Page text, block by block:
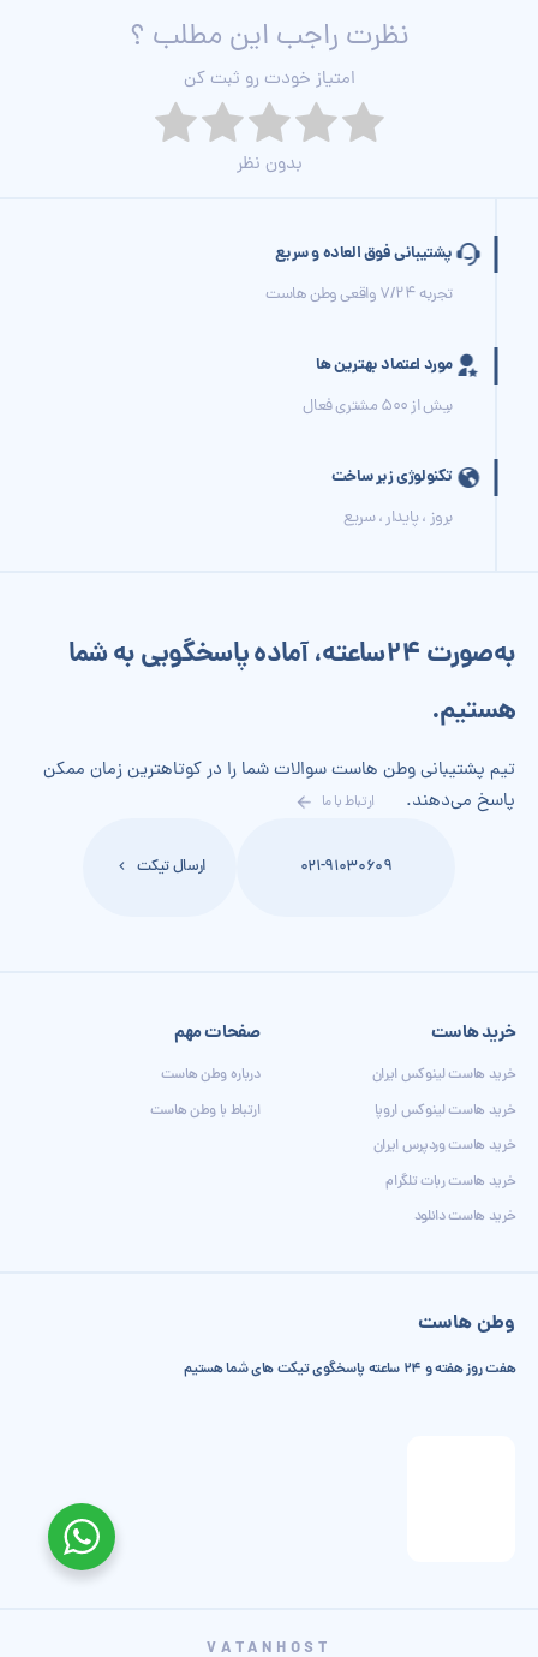
نظرت راجب این مطلب ؟
امتیاز خودت رو ثبت کن
بدون نظر
پشتیبانی فوق العاده و سریع
تجربه 7/24 واقعی وطن هاست
مورد اعتماد بهترین ها
بیش از 500 مشتری فعال
تکنولوژی زیر ساخت
بروز ، پایدار ، سریع
به‌صورت 24‌ساعته، آماده پاسخگویی به شما
هستیم.
تیم پشتیبانی وطن هاست سوالات شما را در کوتاهترین زمان ممکن
پاسخ می‌دهند.
ارتباط با ما
021-91030609 ارسال تیکت
خرید هاست
خرید هاست لینوکس ایران
خرید هاست لینوکس اروپا
خرید هاست وردپرس ایران
خرید هاست ربات تلگرام
خرید هاست دانلود
صفحات مهم
درباره وطن هاست
ارتباط با وطن هاست
وطن هاست
هفت روز هفته و 24 ساعته پاسخگوی تیکت های شما هستیم
VATANHOST